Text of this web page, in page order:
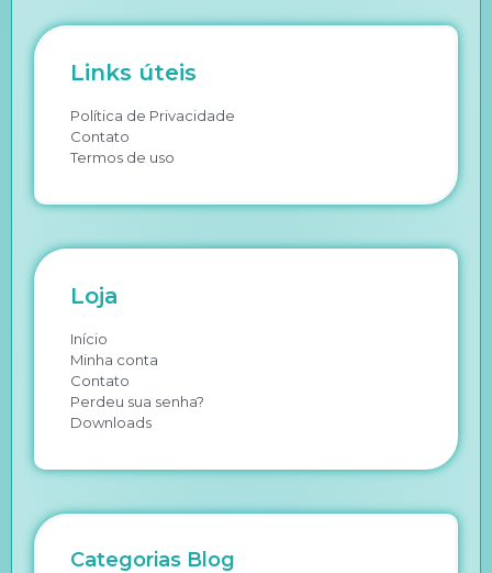
Links úteis
Política de Privacidade
Contato
Termos de uso
Loja
Início
Minha conta
Contato
Perdeu sua senha?
Downloads
Categorias Blog